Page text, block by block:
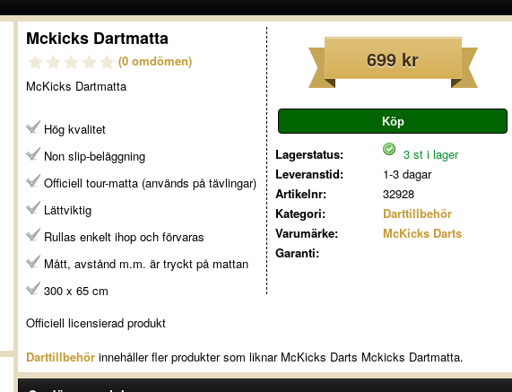
699 kr
Lagerstatus:
3 st i lager
Leveranstid:
1-3 dagar
Artikelnr:
32928
Kategori:
Darttillbehör
Varumärke:
McKicks Darts
Garanti:
Mckicks Dartmatta
(0 omdömen)
McKicks Dartmatta
Hög kvalitet
Non slip-beläggning
Officiell tour-matta (används på tävlingar)
Lättviktig
Rullas enkelt ihop och förvaras
Mått, avstånd m.m. är tryckt på mattan
300 x 65 cm
Officiell licensierad produkt
Darttillbehörinnehåller fler produkter som liknar McKicks Darts Mckicks Dartmatta.